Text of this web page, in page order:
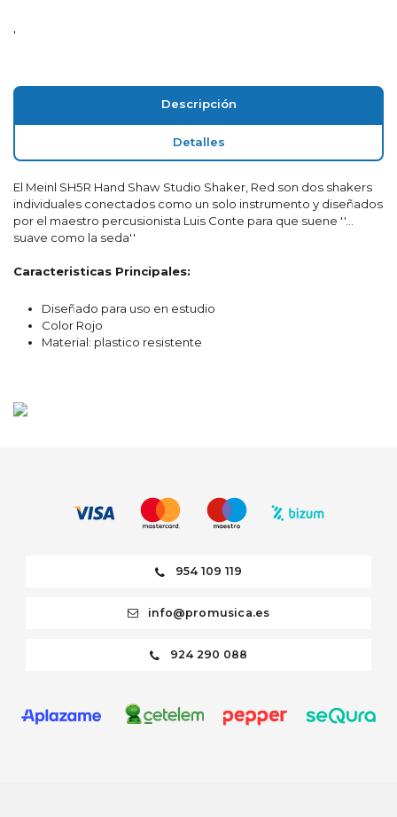
'
Descripción
Detalles
El Meinl SH5R Hand Shaw Studio Shaker, Red son dos shakers
individuales conectados como un solo instrumento y diseñados
por el maestro percusionista Luis Conte para que suene ''...
suave como la seda''
Caracteristicas Principales:
Diseñado para uso en estudio
Color Rojo
Material: plastico resistente
954 109 119
info@promusica.es
924 290 088